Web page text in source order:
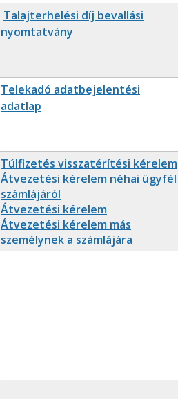
Talajterhelési díj bevallási
nyomtatvány
Telekadó adatbejelentési
adatlap
Túlfizetés visszatérítési kérelem
Átvezetési kérelem néhai ügyfél
számlájáról
Átvezetési kérelem
Átvezetési kérelem más
személynek a számlájára